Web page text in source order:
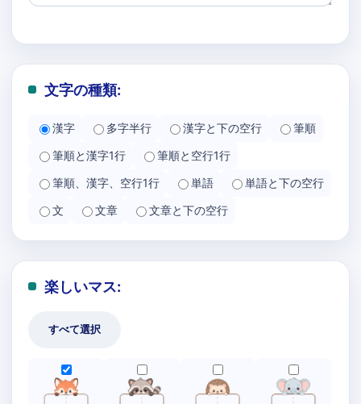
文字の種類:
漢字 多字半行 漢字と下の空行
筆順
筆順と漢字1行
筆順と空行1行
筆順、漢字、空行1行
単語
単語と下の空行
文
文章 文章と下の空行
楽しいマス:
すべて選択